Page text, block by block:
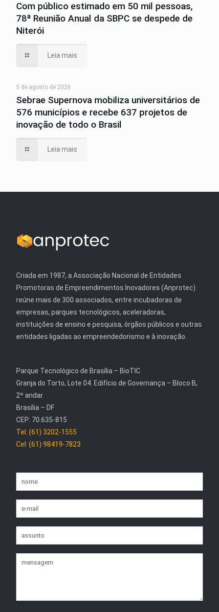
Com público estimado em 50 mil pessoas,
78ª Reunião Anual da SBPC se despede de
Niterói
Leia mais
5 de agosto de 2026
Sebrae Supernova mobiliza universitários de
576 municípios e recebe 637 projetos de
inovação de todo o Brasil
Leia mais
Criada em 1987, a Associação Nacional de Entidades
Promotoras de Empreendimentos Inovadores (Anprotec)
reúne mais de 300 associados, entre incubadoras de
empresas, parques tecnológicos, aceleradoras,
instituições de ensino e pesquisa, órgãos públicos e outras
entidades ligadas ao empreendedorismo e à inovação.
Parque Tecnológico de Brasília – BioTIC
Granja do Torto, Lote 04. Edifício de Governança – Bloco B,
2º andar.
Brasília – DF
CEP: 70.635-815
Tel: (61) 3202-1555
Cel: (61) 98419-7823